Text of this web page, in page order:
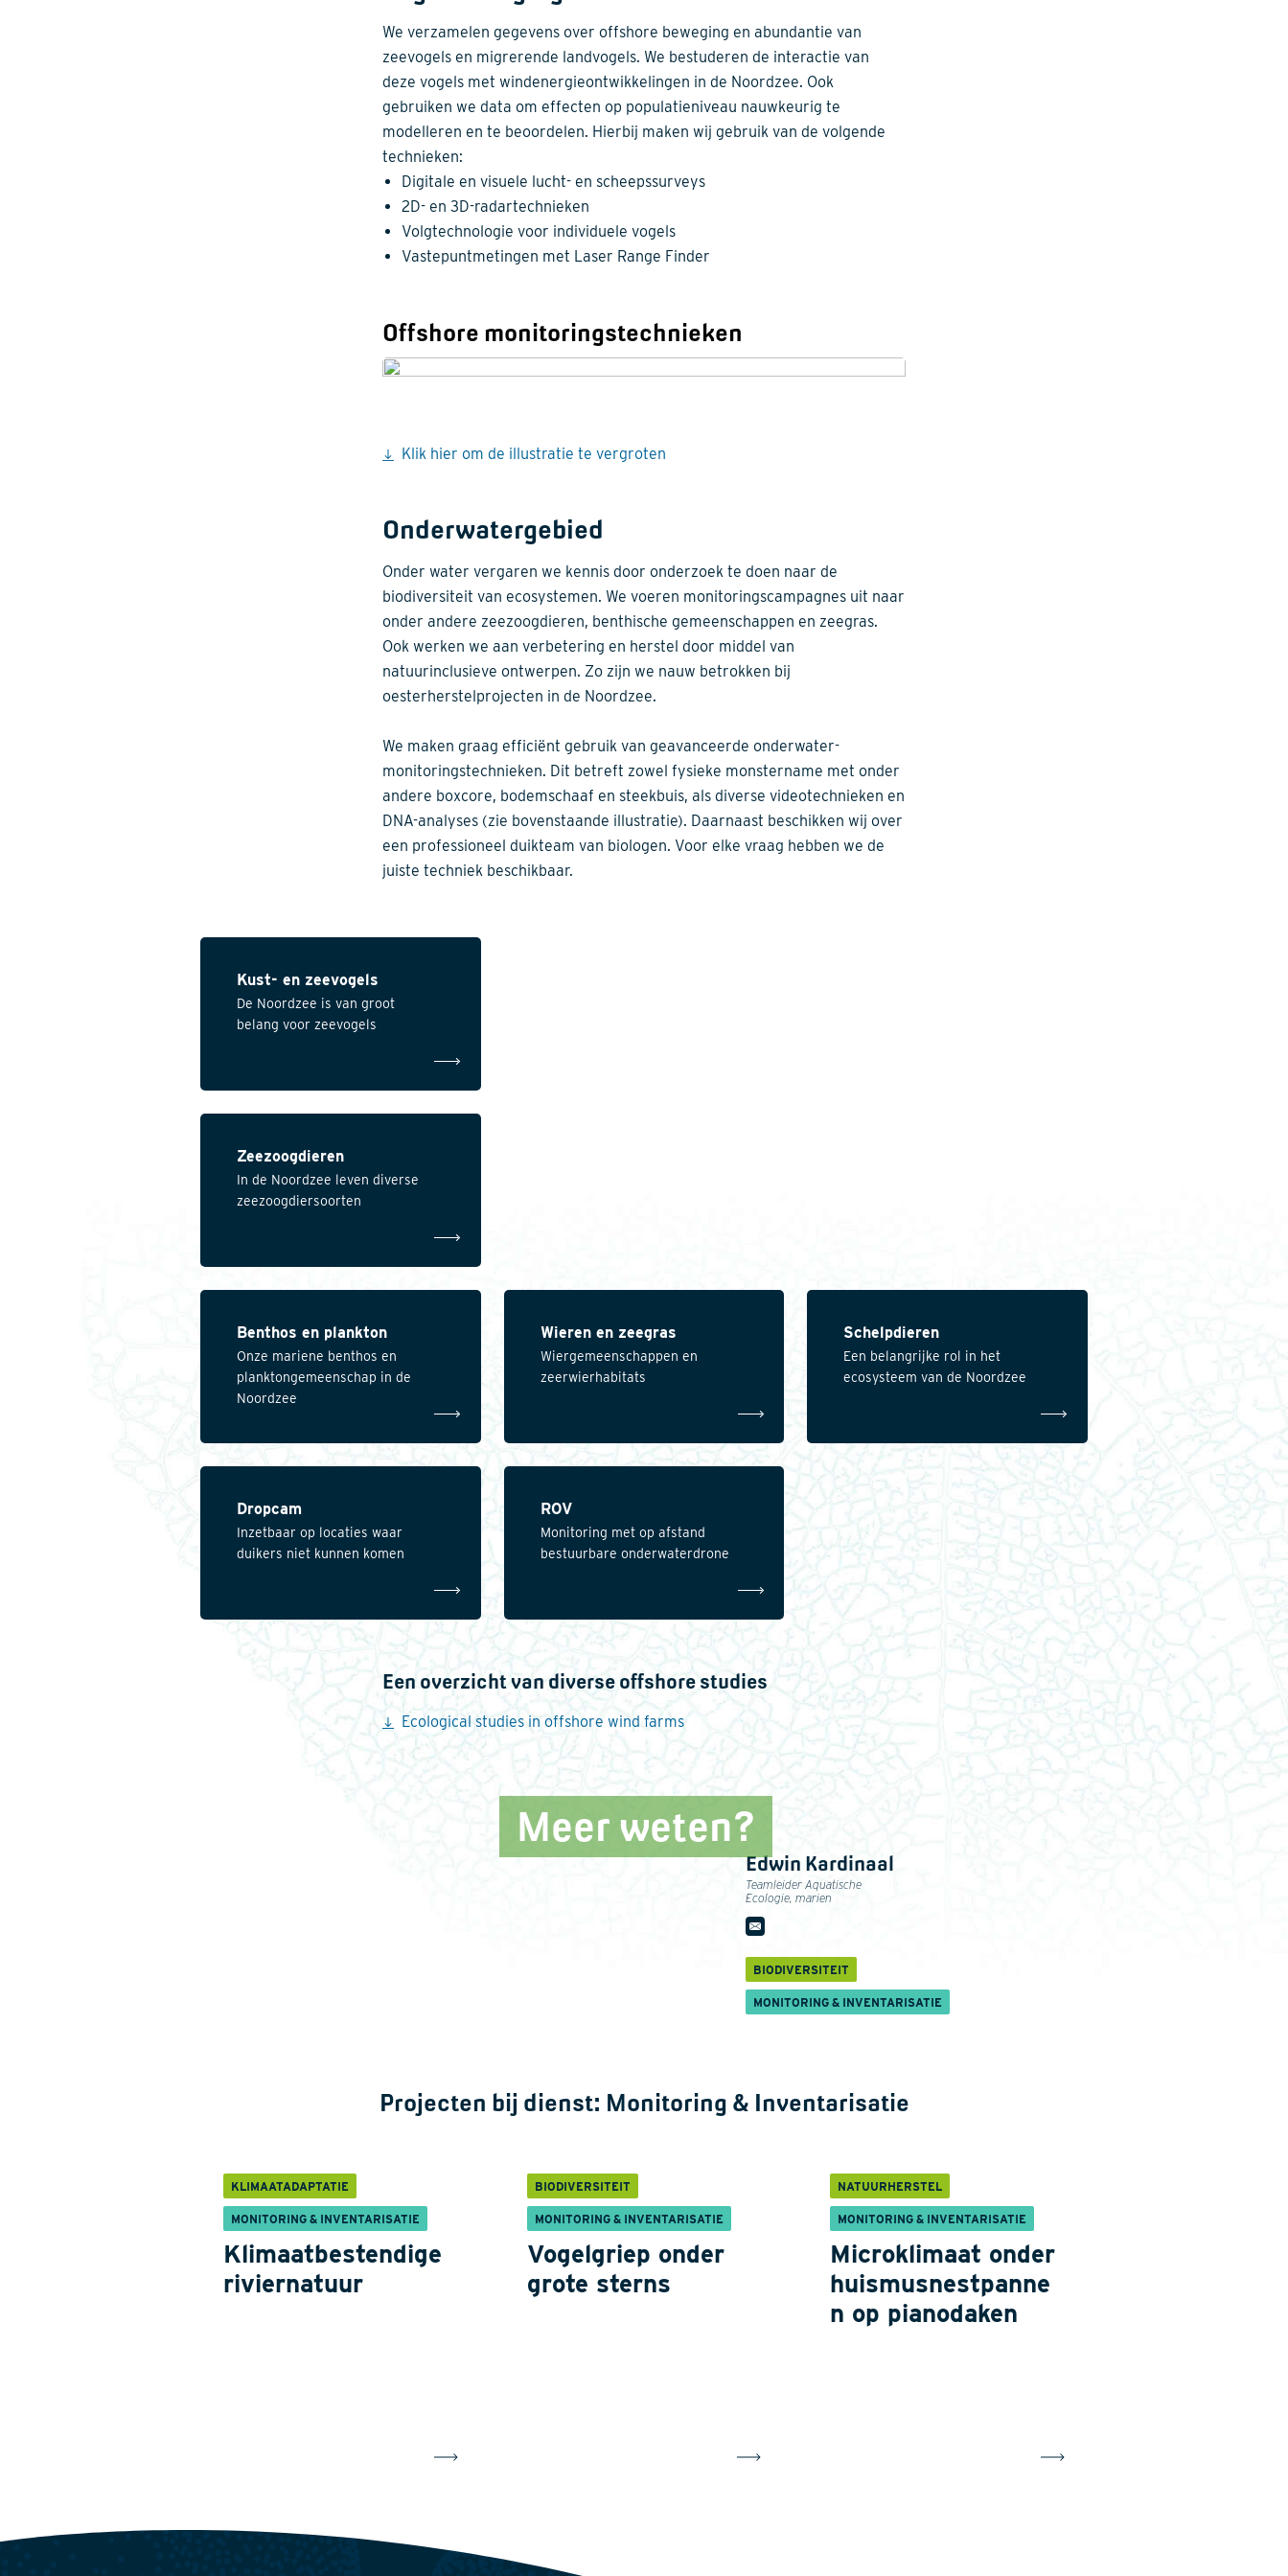
We verzamelen gegevens over offshore beweging en abundantie van
zeevogels en migrerende landvogels. We bestuderen de interactie van
deze vogels met windenergieontwikkelingen in de Noordzee. Ook
gebruiken we data om effecten op populatieniveau nauwkeurig te
modelleren en te beoordelen. Hierbij maken wij gebruik van de volgende
technieken:
Digitale en visuele lucht- en scheepssurveys
2D- en 3D-radartechnieken
Volgtechnologie voor individuele vogels
Vastepuntmetingen met Laser Range Finder
Offshore monitoringstechnieken
Klik hier om de illustratie te vergroten
Onderwatergebied
Onder water vergaren we kennis door onderzoek te doen naar de
biodiversiteit van ecosystemen. We voeren monitoringscampagnes uit naar
onder andere zeezoogdieren, benthische gemeenschappen en zeegras.
Ook werken we aan verbetering en herstel door middel van
natuurinclusieve ontwerpen. Zo zijn we nauw betrokken bij
oesterherstelprojecten in de Noordzee.
We maken graag efficiënt gebruik van geavanceerde onderwater-
monitoringstechnieken. Dit betreft zowel fysieke monstername met onder
andere boxcore, bodemschaaf en steekbuis, als diverse videotechnieken en
DNA-analyses (zie bovenstaande illustratie). Daarnaast beschikken wij over
een professioneel duikteam van biologen. Voor elke vraag hebben we de
juiste techniek beschikbaar.
Kust- en zeevogels
De Noordzee is van groot
belang voor zeevogels
Zeezoogdieren
In de Noordzee leven diverse
zeezoogdiersoorten
Benthos en plankton
Onze mariene benthos en
planktongemeenschap in de
Noordzee
Wieren en zeegras
Wiergemeenschappen en
zeerwierhabitats
Schelpdieren
Een belangrijke rol in het
ecosysteem van de Noordzee
Dropcam
Inzetbaar op locaties waar
duikers niet kunnen komen
ROV
Monitoring met op afstand
bestuurbare onderwaterdrone
Een overzicht van diverse offshore studies
Ecological studies in offshore wind farms
Meer weten?
Edwin Kardinaal
Teamleider Aquatische
Ecologie, marien
BIODIVERSITEIT
MONITORING & INVENTARISATIE
Projecten bij dienst: Monitoring & Inventarisatie
KLIMAATADAPTATIE
MONITORING & INVENTARISATIE
Klimaatbestendige
riviernatuur
BIODIVERSITEIT
MONITORING & INVENTARISATIE
Vogelgriep onder
grote sterns
NATUURHERSTEL
MONITORING & INVENTARISATIE
Microklimaat onder
huismusnestpanne
n op pianodaken